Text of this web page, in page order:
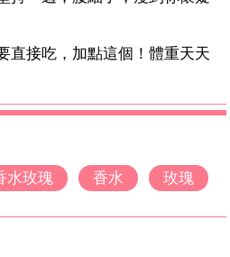
直接吃，加點這個！體重天天
水玫瑰 香水 玫瑰